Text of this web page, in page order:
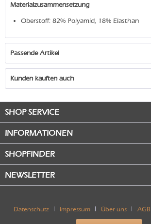
Materialzusammensetzung
Oberstoff: 82% Polyamid, 18% Elasthan
Passende Artikel
Kunden kauften auch
SHOP SERVICE
INFORMATIONEN
SHOPFINDER
NEWSLETTER
Datenschutz Impressum Über uns AGB